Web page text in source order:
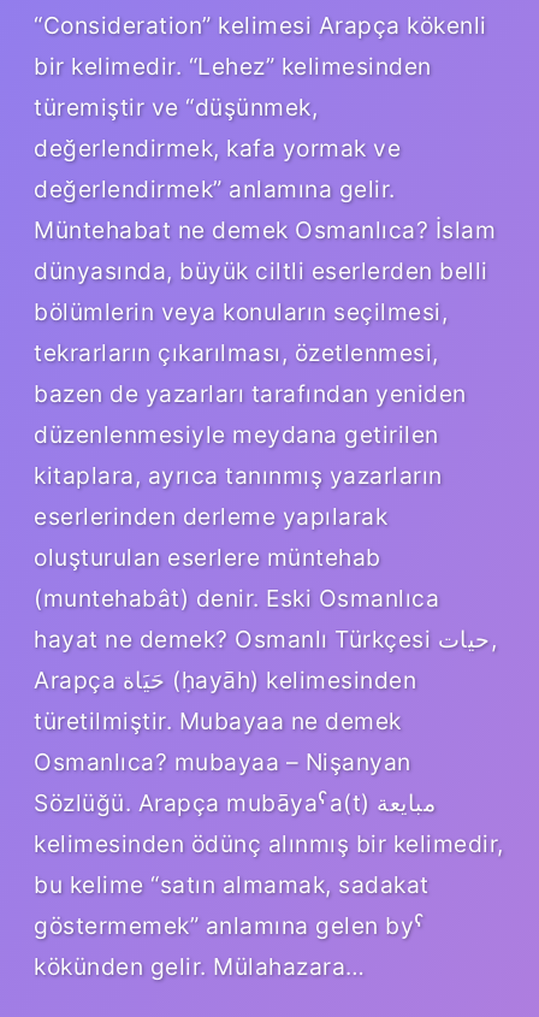
“Consideration” kelimesi Arapça kökenli
bir kelimedir. “Lehez” kelimesinden
türemiştir ve “düşünmek,
değerlendirmek, kafa yormak ve
değerlendirmek” anlamına gelir.
Müntehabat ne demek Osmanlıca? İslam
dünyasında, büyük ciltli eserlerden belli
bölümlerin veya konuların seçilmesi,
tekrarların çıkarılması, özetlenmesi,
bazen de yazarları tarafından yeniden
düzenlenmesiyle meydana getirilen
kitaplara, ayrıca tanınmış yazarların
eserlerinden derleme yapılarak
oluşturulan eserlere müntehab
(muntehabât) denir. Eski Osmanlıca
hayat ne demek? Osmanlı Türkçesi حیات‎,
Arapça حَيَاة‎ (ḥayāh) kelimesinden
türetilmiştir. Mubayaa ne demek
Osmanlıca? mubayaa – Nişanyan
Sözlüğü. Arapça mubāyaˁa(t) مبايعة
kelimesinden ödünç alınmış bir kelimedir,
bu kelime “satın almamak, sadakat
göstermemek” anlamına gelen byˁ
kökünden gelir. Mülahazara…